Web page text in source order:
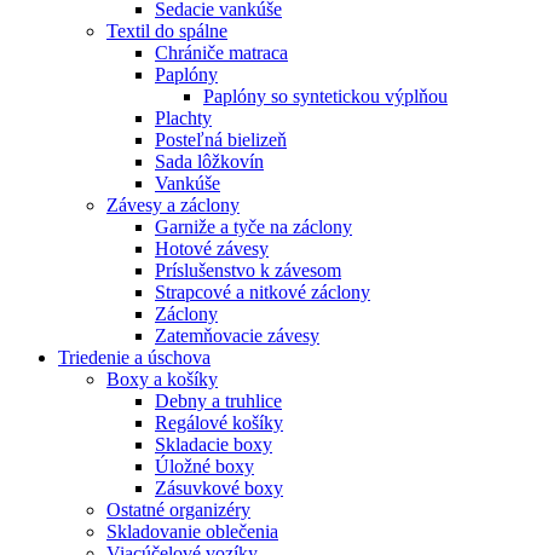
Sedacie vankúše
Textil do spálne
Chrániče matraca
Paplóny
Paplóny so syntetickou výplňou
Plachty
Posteľná bielizeň
Sada lôžkovín
Vankúše
Závesy a záclony
Garniže a tyče na záclony
Hotové závesy
Príslušenstvo k závesom
Strapcové a nitkové záclony
Záclony
Zatemňovacie závesy
Triedenie a úschova
Boxy a košíky
Debny a truhlice
Regálové košíky
Skladacie boxy
Úložné boxy
Zásuvkové boxy
Ostatné organizéry
Skladovanie oblečenia